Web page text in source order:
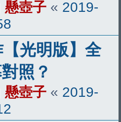
懸壺子 « 2019-
光明版】全
照？
懸壺子 « 2019-